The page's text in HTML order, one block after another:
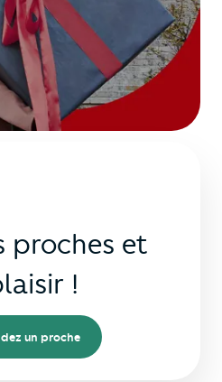
proches et
!
un proche